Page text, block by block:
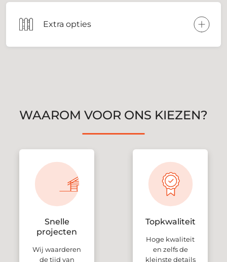
Extra opties
WAAROM VOOR ONS KIEZEN?
Snelle
projecten
Wij waarderen
de tijd van
Topkwaliteit
Hoge kwaliteit
en zelfs de
kleinste details